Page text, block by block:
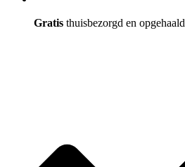
Gratis thuisbezorgd en opgehaald